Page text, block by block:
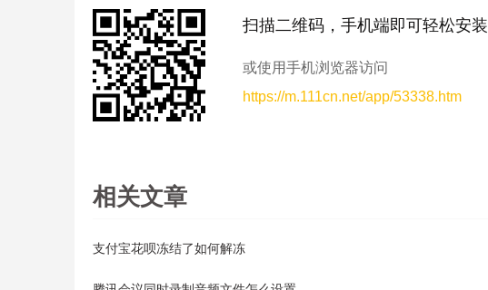
扫描二维码，手机端即可轻松安装
或使用手机浏览器访问
https://m.111cn.net/app/53338.htm
相关文章
支付宝花呗冻结了如何解冻